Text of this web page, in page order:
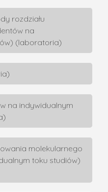
rozdziału
na
(laboratoria)
na indywidualnym
molekularnego
toku studiów)